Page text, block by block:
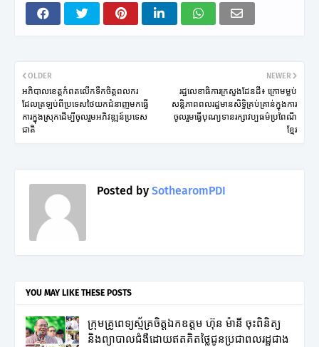
NEWER
រដ្ឋលេខាធិការក្រសួងដែនដី៖ ក្រោមម្លប់
សន្តិភាពពលរដ្ឋមានសិទ្ធិគ្រប់គ្រាន់ក្នុងការ
ចូលរួមធ្វើបុណ្យទានរក្សាវប្បធម៌ប្រពៃណី
ខ្មែរ
OLDER
អភិបាលខេត្តកំពតលើកទឹកចិត្តពលករ
ដែលត្រឡប់ពីប្រទេសថៃយកជំនាញមកធ្វើ
ការក្នុងស្រុកដើម្បីចូលរួមអភិវឌ្ឍន៍ប្រទេស
ជាតិ
Posted by SothearomPDI
YOU MAY LIKE THESE POSTS
ក្រុមគ្រូពេទ្យស្ម័គ្រចិត្តឯកឧត្តម ហ៊ុន ម៉ានី ចុះពិនិត្យ
និងព្យាបាលជំងឺដោយឥតគិតថ្លៃជូនប្រជាពលរដ្ឋជាង